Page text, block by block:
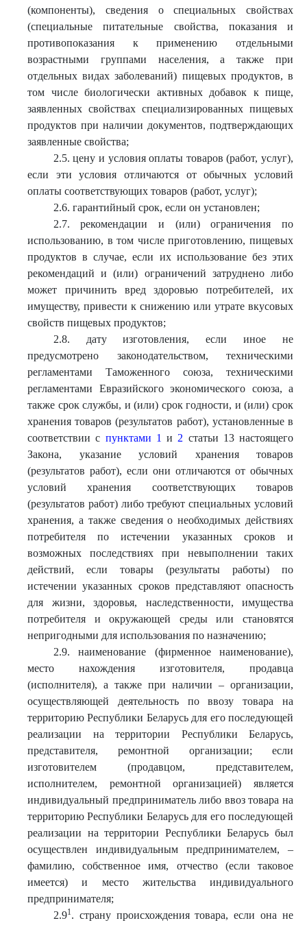
(компоненты), сведения о специальных свойствах
(специальные питательные свойства, показания и
противопоказания к применению отдельными
возрастными группами населения, а также при
отдельных видах заболеваний) пищевых продуктов, в
том числе биологически активных добавок к пище,
заявленных свойствах специализированных пищевых
продуктов при наличии документов, подтверждающих
заявленные свойства;
2.5. цену и условия оплаты товаров (работ, услуг),
если эти условия отличаются от обычных условий
оплаты соответствующих товаров (работ, услуг);
2.6. гарантийный срок, если он установлен;
2.7. рекомендации и (или) ограничения по
использованию, в том числе приготовлению, пищевых
продуктов в случае, если их использование без этих
рекомендаций и (или) ограничений затруднено либо
может причинить вред здоровью потребителей, их
имуществу, привести к снижению или утрате вкусовых
свойств пищевых продуктов;
2.8. дату изготовления, если иное не
предусмотрено законодательством, техническими
регламентами Таможенного союза, техническими
регламентами Евразийского экономического союза, а
также срок службы, и (или) срок годности, и (или) срок
хранения товаров (результатов работ), установленные в
соответствии с пунктами 1 и 2 статьи 13 настоящего
Закона, указание условий хранения товаров
(результатов работ), если они отличаются от обычных
условий хранения соответствующих товаров
(результатов работ) либо требуют специальных условий
хранения, а также сведения о необходимых действиях
потребителя по истечении указанных сроков и
возможных последствиях при невыполнении таких
действий, если товары (результаты работы) по
истечении указанных сроков представляют опасность
для жизни, здоровья, наследственности, имущества
потребителя и окружающей среды или становятся
непригодными для использования по назначению;
2.9. наименование (фирменное наименование),
место нахождения изготовителя, продавца
(исполнителя), а также при наличии – организации,
осуществляющей деятельность по ввозу товара на
территорию Республики Беларусь для его последующей
реализации на территории Республики Беларусь,
представителя, ремонтной организации; если
изготовителем (продавцом, представителем,
исполнителем, ремонтной организацией) является
индивидуальный предприниматель либо ввоз товара на
территорию Республики Беларусь для его последующей
реализации на территории Республики Беларусь был
осуществлен индивидуальным предпринимателем, –
фамилию, собственное имя, отчество (если таковое
имеется) и место жительства индивидуального
предпринимателя;
2.91. страну происхождения товара, если она не